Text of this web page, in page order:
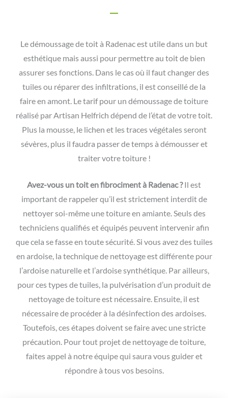
Le démoussage de toit à Radenac est utile dans un but
esthétique mais aussi pour permettre au toit de bien
assurer ses fonctions. Dans le cas où il faut changer des
tuiles ou réparer des infiltrations, il est conseillé de la
faire en amont. Le tarif pour un démoussage de toiture
réalisé par Artisan Helfrich dépend de l’état de votre toit.
Plus la mousse, le lichen et les traces végétales seront
sévères, plus il faudra passer de temps à démousser et
traiter votre toiture !
Avez-vous un toit en fibrociment à Radenac ?Il est
important de rappeler qu’il est strictement interdit de
nettoyer soi-même une toiture en amiante. Seuls des
techniciens qualifiés et équipés peuvent intervenir afin
que cela se fasse en toute sécurité. Si vous avez des tuiles
en ardoise, la technique de nettoyage est différente pour
l’ardoise naturelle et l’ardoise synthétique. Par ailleurs,
pour ces types de tuiles, la pulvérisation d’un produit de
nettoyage de toiture est nécessaire. Ensuite, il est
nécessaire de procéder à la désinfection des ardoises.
Toutefois, ces étapes doivent se faire avec une stricte
précaution. Pour tout projet de nettoyage de toiture,
faites appel à notre équipe qui saura vous guider et
répondre à tous vos besoins.